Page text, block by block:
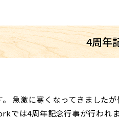
4周年
急激に寒くなってきました
では4周年記念行事が行われ